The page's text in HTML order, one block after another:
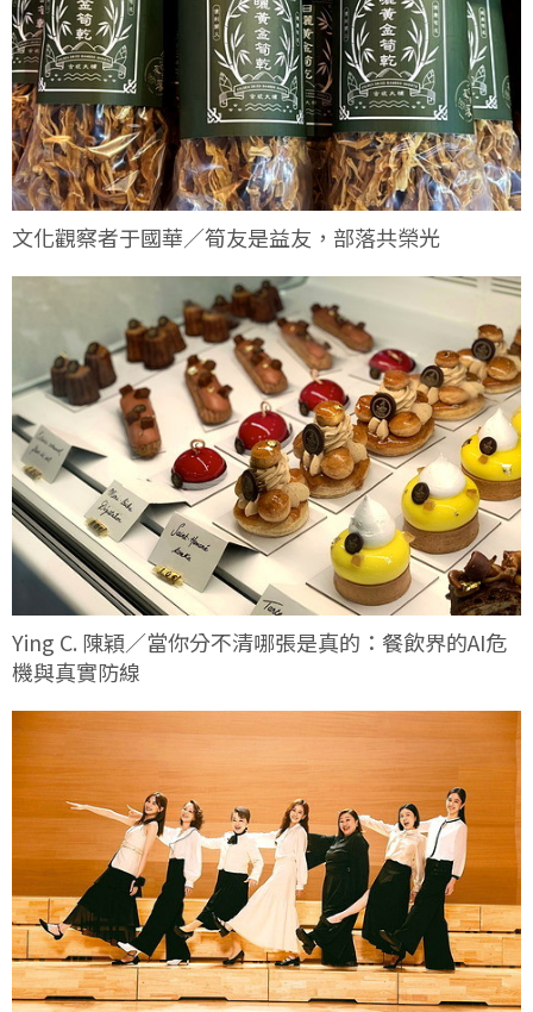
文化觀察者于國華／筍友是益友，部落共榮光
Ying C. 陳穎／當你分不清哪張是真的：餐飲界的AI危
機與真實防線